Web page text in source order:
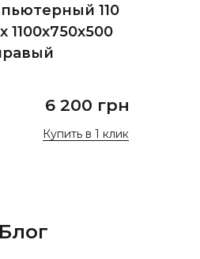
110
1100х750х500
6 200 грн
Купить в 1 клик
Блог